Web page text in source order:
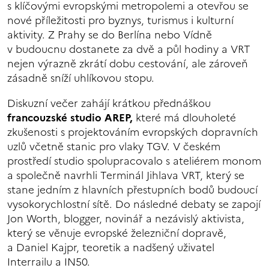
s klíčovými evropskými metropolemi a otevřou se
nové příležitosti pro byznys, turismus i kulturní
aktivity. Z Prahy se do Berlína nebo Vídně
v budoucnu dostanete za dvě a půl hodiny a VRT
nejen výrazně zkrátí dobu cestování, ale zároveň
zásadně sníží uhlíkovou stopu.
Diskuzní večer zahájí krátkou přednáškou
francouzské studio AREP, které má dlouholeté
zkušenosti s projektováním evropských dopravních
uzlů včetně stanic pro vlaky TGV. V českém
prostředí studio spolupracovalo s ateliérem monom
a společně navrhli Terminál Jihlava VRT, který se
stane jedním z hlavních přestupních bodů budoucí
vysokorychlostní sítě. Do následné debaty se zapojí
Jon Worth, blogger, novinář a nezávislý aktivista,
který se věnuje evropské železniční dopravě,
a Daniel Kajpr, teoretik a nadšený uživatel
Interrailu a IN50.